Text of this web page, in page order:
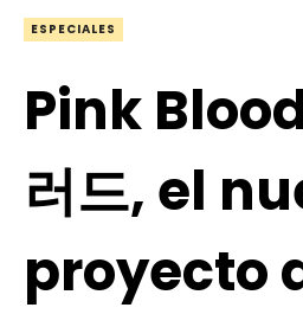
ESPECIALES
Pink
러드, el
proyecto